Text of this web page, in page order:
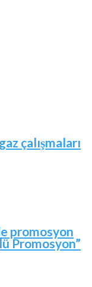
çalışmaları
promosyon
Promosyon”